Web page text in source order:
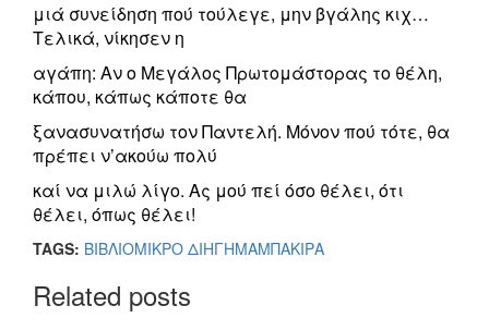
μιά συνείδηση πού τούλεγε, μην βγάλης κιχ…
Τελικά, νίκησεν η
αγάπη: Αν ο Μεγάλος Πρωτομάστορας το θέλη,
κάπου, κάπως κάποτε θα
ξανασυνατήσω τον Παντελή. Μόνον πού τότε, θα
πρέπει ν’ακούω πολύ
καί να μιλώ λίγο. Ας μού πεί όσο θέλει, ότι
θέλει, όπως θέλει!
TAGS: ΒΙΒΛΙΟΜΙΚΡΟ ΔΙΗΓΗΜΑΜΠΑΚΙΡΑ
Related posts